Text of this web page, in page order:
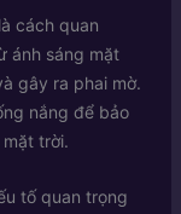
cách quan
ánh sáng mặt
gây ra phai mờ.
nắng để bảo
trời.
tố quan trọng